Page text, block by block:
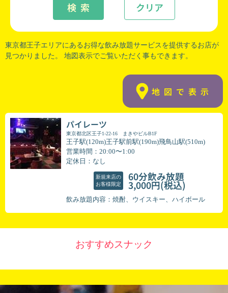
クリア
検 索
東京都王子エリアにあるお得な飲み放題サービスを提供するお店が
見つかりました。 地図表示でご覧いただく事もできます。
地図で表示
パイレーツ
東京都北区王子1-22-16 まきやビルB1F
王子駅(120m)王子駅前駅(190m)飛鳥山駅(510m)
営業時間：20:00〜1:00
定休日：なし
新規来店の
お客様限定
60分飲み放題
3,000円(税込)
飲み放題内容：焼酎、ウイスキー、ハイボール
おすすめスナック